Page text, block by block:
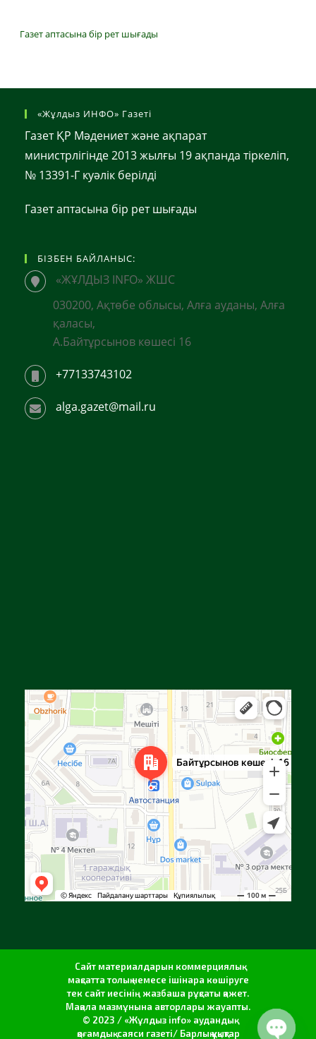
Газет аптасына бір рет шығады
«Жұлдыз ИНФО» Газеті
Газет ҚР Мәдениет және ақпарат
министрлігінде 2013 жылғы 19 ақпанда тіркеліп,
№ 13391-Г куәлік берілді
Газет аптасына бір рет шығады
БІЗБЕН БАЙЛАНЫС:
«ЖҰЛДЫЗ INFO» ЖШС
030200, Ақтөбе облысы, Алға ауданы, Алға
қаласы,
А.Байтұрсынов көшесі 16
+77133743102
alga.gazet@mail.ru
Яндекс Карталар — көлік, навигация, орындарды іздеу
Сайт материалдарын коммерциялық
мақсатта толық немесе ішінара көшіруге
тек сайт иесінің жазбаша рұқсаты қажет.
Мақала мазмұнына авторлары жауапты.
© 2023 / «Жұлдыз info» аудандық
қоғамдық-саяси газеті/ Барлық құқықтар